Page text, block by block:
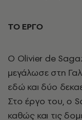
ΤΟ ΕΡΓΟ
Ο Olivier de
μεγάλωσε στη
εδώ και δύο
Στο έργο του, ο
καθώς και τις